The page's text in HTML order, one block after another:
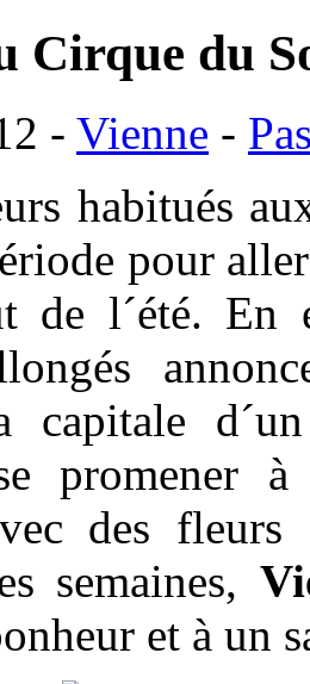
Cirque du
- Vienne -
habitués
pour
de l´été.
capitale
promener
des
semaines,
et à un